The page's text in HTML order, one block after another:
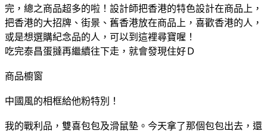
完，總之商品超多的啦！設計師把香港的特色設計在商品上，
把香港的大招牌、街景、舊香港放在商品上，喜歡香港的人，
或是想選購紀念品的人，可以到這裡尋寶喔！
吃完泰昌蛋撻再繼續往下走，就會發現住好Ｄ
商品櫥窗
中國風的相框給他粉特別！
我的戰利品，雙喜包包及滑鼠墊。今天拿了那個包包出去，還